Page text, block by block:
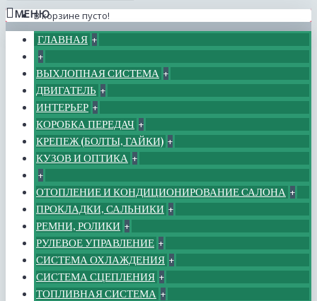
В корзине пусто!
МЕНЮ
ГЛАВНАЯ +
+
ВЫХЛОПНАЯ СИСТЕМА +
ДВИГАТЕЛЬ +
ИНТЕРЬЕР +
КОРОБКА ПЕРЕДАЧ +
КРЕПЕЖ (БОЛТЫ, ГАЙКИ) +
КУЗОВ И ОПТИКА +
+
ОТОПЛЕНИЕ И КОНДИЦИОНИРОВАНИЕ САЛОНА +
ПРОКЛАДКИ, САЛЬНИКИ +
РЕМНИ, РОЛИКИ +
РУЛЕВОЕ УПРАВЛЕНИЕ +
СИСТЕМА ОХЛАЖДЕНИЯ +
СИСТЕМА СЦЕПЛЕНИЯ +
ТОПЛИВНАЯ СИСТЕМА +